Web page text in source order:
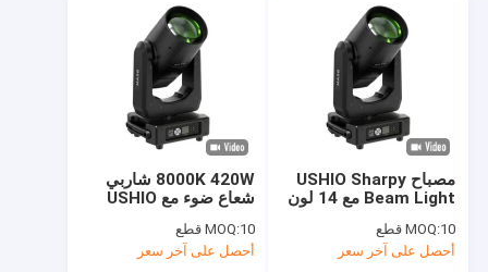
المنتجات
أشرطة فيديو
حول بنا
ضبط الجودة
اتصل بنا
8000K 420W شاربي
شعاع ضوء مع USHIO
MOQ:10 قطع
أحصل على آخر سعر
مصباح USHIO Sharpy
Beam Light مع 14 لون
16 قناة DMXMOQ:10 قطع
أحصل على آخر سعر